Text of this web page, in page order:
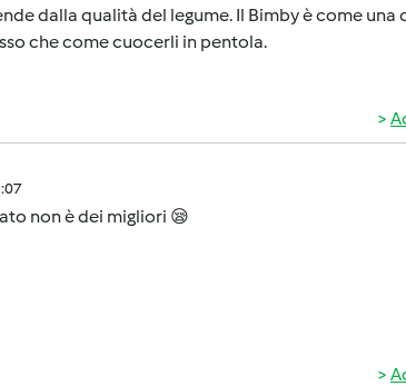
dalla qualità del legume. Il Bimby è come una
che come cuocerli in pentola.
non è dei migliori 😪